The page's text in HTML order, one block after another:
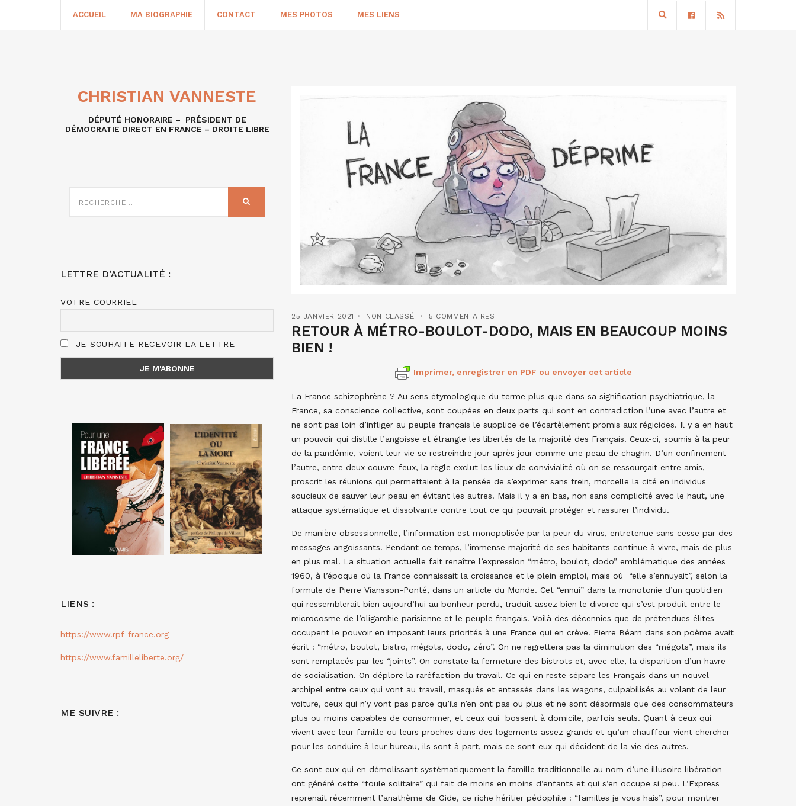
ACCUEIL MA BIOGRAPHIE CONTACT MES PHOTOS MES LIENS
25 JANVIER 2021 NON CLASSÉ 5 COMMENTAIRES
RETOUR À MÉTRO-BOULOT-DODO, MAIS EN BEAUCOUP MOINS
BIEN !
Imprimer, enregistrer en PDF ou envoyer cet article
La France schizophrène ? Au sens étymologique du terme plus que dans sa signification psychiatrique, la
France, sa conscience collective, sont coupées en deux parts qui sont en contradiction l’une avec l’autre et
ne sont pas loin d’infliger au peuple français le supplice de l’écartèlement promis aux régicides. Il y a en haut
un pouvoir qui distille l’angoisse et étrangle les libertés de la majorité des Français. Ceux-ci, soumis à la peur
de la pandémie, voient leur vie se restreindre jour après jour comme une peau de chagrin. D’un confinement
l’autre, entre deux couvre-feux, la règle exclut les lieux de convivialité où on se ressourçait entre amis,
proscrit les réunions qui permettaient à la pensée de s’exprimer sans frein, morcelle la cité en individus
soucieux de sauver leur peau en évitant les autres. Mais il y a en bas, non sans complicité avec le haut, une
attaque systématique et dissolvante contre tout ce qui pouvait protéger et rassurer l’individu.
De manière obsessionnelle, l’information est monopolisée par la peur du virus, entretenue sans cesse par des
messages angoissants. Pendant ce temps, l’immense majorité de ses habitants continue à vivre, mais de plus
en plus mal. La situation actuelle fait renaître l’expression “métro, boulot, dodo” emblématique des années
1960, à l’époque où la France connaissait la croissance et le plein emploi, mais où “elle s’ennuyait”, selon la
formule de Pierre Viansson-Ponté, dans un article du Monde. Cet “ennui” dans la monotonie d’un quotidien
qui ressemblerait bien aujourd’hui au bonheur perdu, traduit assez bien le divorce qui s’est produit entre le
microcosme de l’oligarchie parisienne et le peuple français. Voilà des décennies que de prétendues élites
occupent le pouvoir en imposant leurs priorités à une France qui en crève. Pierre Béarn dans son poème avait
écrit : “métro, boulot, bistro, mégots, dodo, zéro”. On ne regrettera pas la diminution des “mégots”, mais ils
sont remplacés par les “joints”. On constate la fermeture des bistrots et, avec elle, la disparition d’un havre
de socialisation. On déplore la raréfaction du travail. Ce qui en reste sépare les Français dans un nouvel
archipel entre ceux qui vont au travail, masqués et entassés dans les wagons, culpabilisés au volant de leur
voiture, ceux qui n’y vont pas parce qu’ils n’en ont pas ou plus et ne sont désormais que des consommateurs
plus ou moins capables de consommer, et ceux qui bossent à domicile, parfois seuls. Quant à ceux qui
vivent avec leur famille ou leurs proches dans des logements assez grands et qu’un chauffeur vient chercher
pour les conduire à leur bureau, ils sont à part, mais ce sont eux qui décident de la vie des autres.
Ce sont eux qui en démolissant systématiquement la famille traditionnelle au nom d’une illusoire libération
ont généré cette “foule solitaire” qui fait de moins en moins d’enfants et qui s’en occupe si peu. L’Express
reprenait récemment l’anathème de Gide, ce riche héritier pédophile : “familles je vous hais”, pour montrer
CHRISTIAN VANNESTE
DÉPUTÉ HONORAIRE – PRÉSIDENT DE
DÉMOCRATIE DIRECT EN FRANCE – DROITE LIBRE
SUR
LETTRE D’ACTUALITÉ :
VOTRE COURRIEL
JE SOUHAITE RECEVOIR LA LETTRE
LIENS :
https://www.rpf-france.org
https://www.familleliberte.org/
ME SUIVRE :